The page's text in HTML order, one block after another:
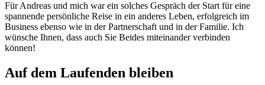
Für Andreas und mich war ein solches Gespräch der Start für eine
spannende persönliche Reise in ein anderes Leben, erfolgreich im
Business ebenso wie in der Partnerschaft und in der Familie. Ich
wünsche Ihnen, dass auch Sie Beides miteinander verbinden
können!
Auf dem Laufenden bleiben